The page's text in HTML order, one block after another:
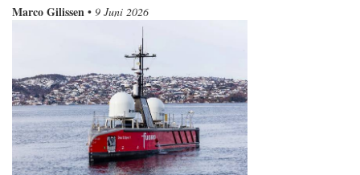
Marco Gilissen • 9 Juni 2026